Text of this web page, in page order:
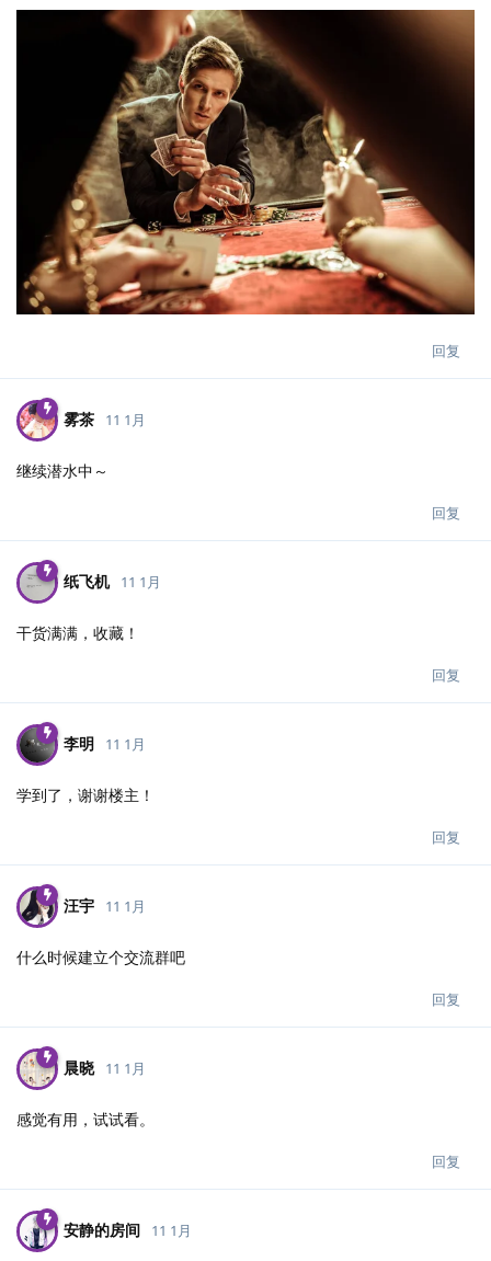
回复
雾茶 11 1月
继续潜水中～
回复
纸飞机 11 1月
干货满满，收藏！
回复
李明 11 1月
学到了，谢谢楼主！
回复
汪宇 11 1月
什么时候建立个交流群吧
回复
晨晓 11 1月
感觉有用，试试看。
回复
安静的房间 11 1月